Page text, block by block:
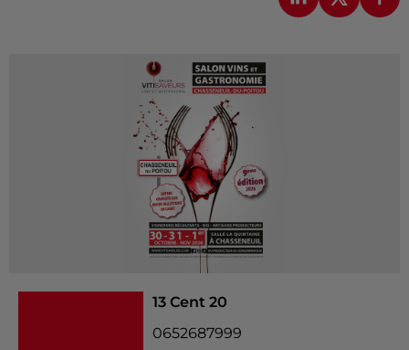
13 Cent 20
0652687999